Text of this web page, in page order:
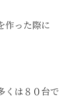
作った際に
くは８０台で